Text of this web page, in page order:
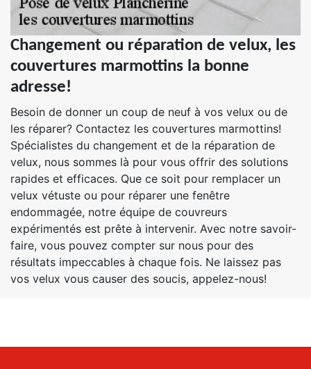
Changement ou réparation de velux, les
couvertures marmottins la bonne
adresse!
Besoin de donner un coup de neuf à vos velux ou de
les réparer? Contactez les couvertures marmottins!
Spécialistes du changement et de la réparation de
velux, nous sommes là pour vous offrir des solutions
rapides et efficaces. Que ce soit pour remplacer un
velux vétuste ou pour réparer une fenêtre
endommagée, notre équipe de couvreurs
expérimentés est prête à intervenir. Avec notre savoir-
faire, vous pouvez compter sur nous pour des
résultats impeccables à chaque fois. Ne laissez pas
vos velux vous causer des soucis, appelez-nous!